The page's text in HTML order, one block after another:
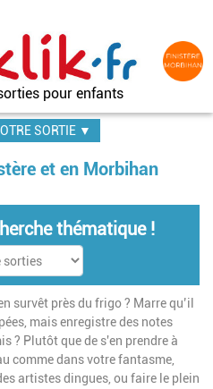
pour enfants
SORTIE ▼
et en Morbihan
thématique !
survêt près du frigo ? Marre qu’il
mais enregistre des notes
? Plutôt que de s'en prendre à
comme dans votre fantasme,
artistes dingues, ou faire le plein